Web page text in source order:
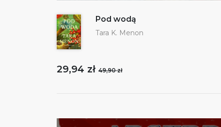
Pod wodą
Tara K. Menon
29,94 zł 49,90 zł